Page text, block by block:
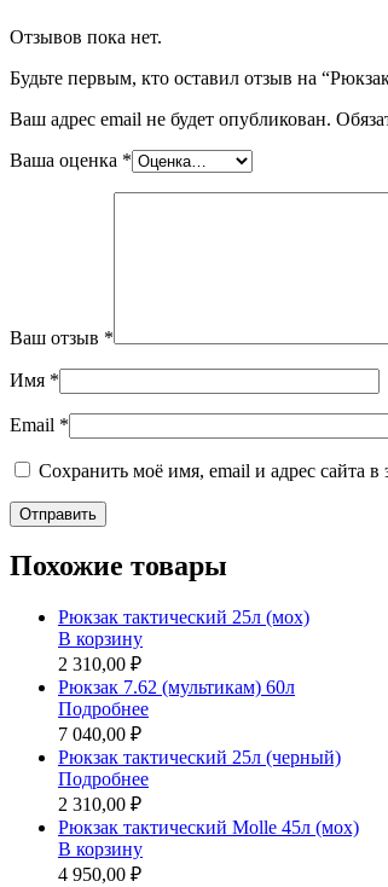
Отзывов пока нет.
Будьте первым, кто оставил отзыв на
Ваш адрес email не будет опубликован.
Ваша оценка *
Ваш отзыв *
Имя *
Email *
Сохранить моё имя, email и адрес сайта
Похожие товары
Рюкзак тактический 25л (мох)
В корзину
2 310,00 ₽
Рюкзак 7.62 (мультикам) 60л
Подробнее
7 040,00 ₽
Рюкзак тактический 25л (черный)
Подробнее
2 310,00 ₽
Рюкзак тактический Molle 45л (мох)
В корзину
4 950,00 ₽